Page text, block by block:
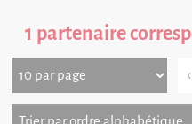
1 partenaire
‹